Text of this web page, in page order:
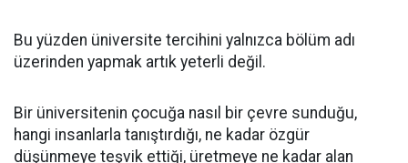
Bu yüzden üniversite tercihini yalnızca bölüm adı
üzerinden yapmak artık yeterli değil.
Bir üniversitenin çocuğa nasıl bir çevre sunduğu,
hangi insanlarla tanıştırdığı, ne kadar özgür
düşünmeye teşvik ettiği, üretmeye ne kadar alan